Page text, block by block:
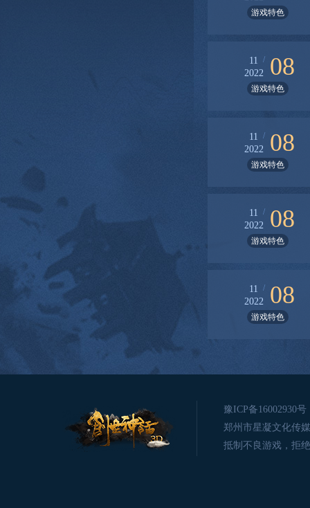
游戏特色
11
2022
08
/
游戏特色
11
2022
08
/
游戏特色
11
2022
08
/
游戏特色
11
2022
08
/
游戏特色
豫ICP备16002930号
郑州市星凝文化传
抵制不良游戏，拒